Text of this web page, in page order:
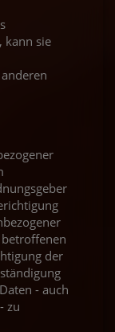
kann sie
der
- auch
zu